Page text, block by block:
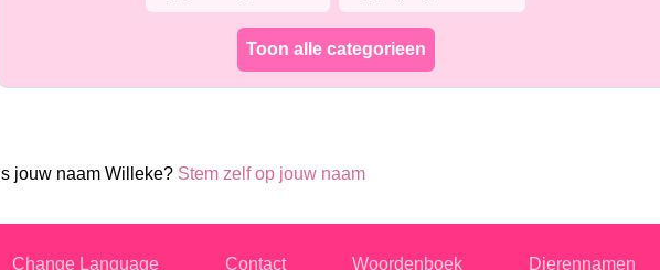
Toon alle categorieen
Is jouw naam Willeke? Stem zelf op jouw naam
Change Language Contact Woordenboek Dierennamen